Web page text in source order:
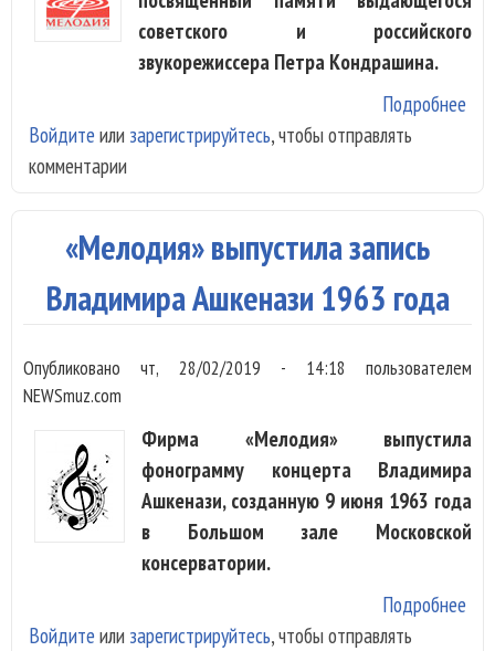
советского и российского
звукорежиссера Петра Кондрашина.
Подробнее
Войдите или зарегистрируйтесь, чтобы отправлять
комментарии
«Мелодия» выпустила запись
Владимира Ашкенази 1963 года
Опубликованочт, 28/02/2019 - 14:18 пользователем
NEWSmuz.com
Фирма «Мелодия» выпустила
фонограмму концерта Владимира
Ашкенази, созданную 9 июня 1963 года
в Большом зале Московской
консерватории.
Подробнее
Войдите или зарегистрируйтесь, чтобы отправлять